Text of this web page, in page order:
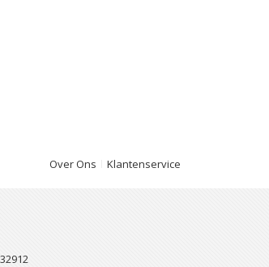
Over Ons Klantenservice